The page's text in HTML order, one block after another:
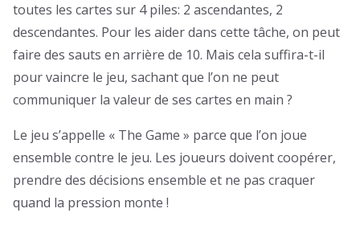
toutes les cartes sur 4 piles: 2 ascendantes, 2
descendantes. Pour les aider dans cette tâche, on peut
faire des sauts en arrière de 10. Mais cela suffira-t-il
pour vaincre le jeu, sachant que l’on ne peut
communiquer la valeur de ses cartes en main ?
Le jeu s’appelle « The Game » parce que l’on joue
ensemble contre le jeu. Les joueurs doivent coopérer,
prendre des décisions ensemble et ne pas craquer
quand la pression monte !